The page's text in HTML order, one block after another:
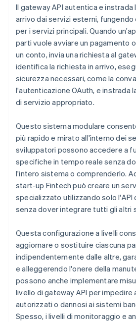
Il gateway API autentica e instrada
arrivo dai servizi esterni,
per i servizi principali. Quando
parti vuole avviare un pagamento
un conto, invia una richiesta al
identifica la richiesta in arrivo,
sicurezza necessari, come la
l'autenticazione OAuth, e instrada
di servizio appropriato.
Questo sistema modulare
più rapido e mirato all'interno dei
sviluppatori possono accedere a
specifiche in tempo reale senza
l'intero sistema o comprenderlo.
start-up Fintech può creare un
specializzato utilizzando solo l'API
senza dover integrare tutti gli altri
Questa configurazione a livelli
aggiornare o sostituire ciascuna
indipendentemente dalle altre,
e alleggerendo l'onere della
possono anche implementare
livello di gateway API per impedire
autorizzati o dannosi ai sistemi
Spesso, i livelli di monitoraggio e